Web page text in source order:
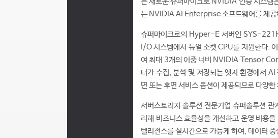
는 NVIDIA AI Enterprise 소프트웨어를 제공
슈퍼마이크로의 Hyper-E 서버인 SYS-
I/O 시스템에서 듀얼 소켓 CPU를 지원한
여 최대 3개의 이중 너비 NVIDIA Tensor
터가 수집, 분석 및 저장되는 엣지 환경에서
면 또는 후면 서비스 옵션이 제공되므로 다양
서버스토리지 솔루션 전문기업 슈퍼솔루션
리해 비즈니스 효율성을 개선하고 운영 비용
텔리전스를 실시간으로 가능케 하여, 데이터